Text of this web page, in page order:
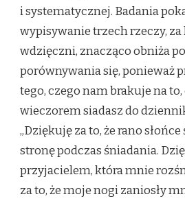
i systematycznej. Badania
wypisywanie trzech rzeczy,
wdzięczni, znacząco obniża
porównywania się, ponieważ
tego, czego nam brakuje na
wieczorem siadasz do
„Dziękuję za to, że rano
stronę podczas śniadania.
przyjacielem, która mnie
za to, że moje nogi zaniosły